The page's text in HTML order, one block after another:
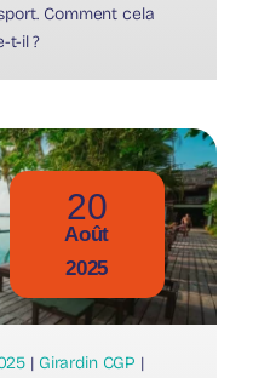
Comment cela
t-il ?
20
Août
2025
| Girardin CGP |